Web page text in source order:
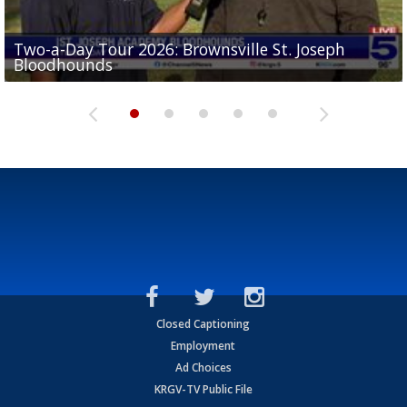
Two-a-Day Tour 2026: Brownsville St. Joseph
Bloodhounds
Two-a-Day Tour 2026: St. Joseph Academy
Bloodhounds
Two-a-Day Tour 2026: Sharyland Rattlers
Sit-down interview with UTRGV wide receiver
Tavian Cord
Two-a-Day Tour 2026: Raymondville Bearkats
Closed Captioning
Employment
Ad Choices
KRGV-TV Public File